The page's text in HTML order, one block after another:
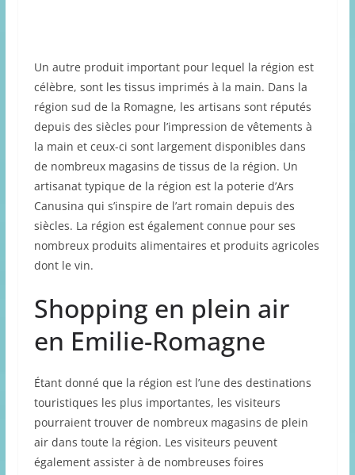
Un autre produit important pour lequel la région est
célèbre, sont les tissus imprimés à la main. Dans la
région sud de la Romagne, les artisans sont réputés
depuis des siècles pour l’impression de vêtements à
la main et ceux-ci sont largement disponibles dans
de nombreux magasins de tissus de la région. Un
artisanat typique de la région est la poterie d’Ars
Canusina qui s’inspire de l’art romain depuis des
siècles. La région est également connue pour ses
nombreux produits alimentaires et produits agricoles
dont le vin.
Shopping en plein air
en Emilie-Romagne
Étant donné que la région est l’une des destinations
touristiques les plus importantes, les visiteurs
pourraient trouver de nombreux magasins de plein
air dans toute la région. Les visiteurs peuvent
également assister à de nombreuses foires